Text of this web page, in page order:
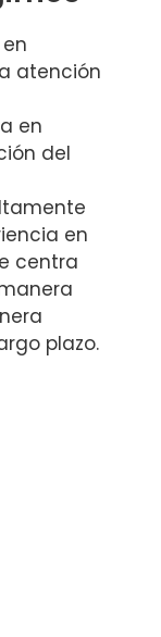
atención
en
del
en
centra
plazo.